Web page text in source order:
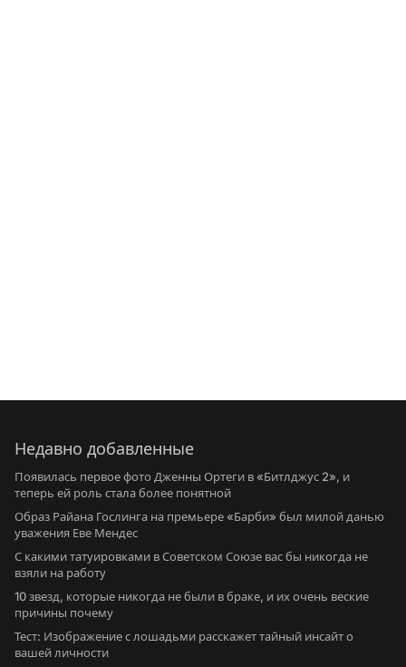
Недавно добавленные
Появилась первое фото Дженны Ортеги в «Битлджус 2», и
теперь ей роль стала более понятной
Образ Райана Гослинга на премьере «Барби» был милой данью
уважения Еве Мендес
С какими татуировками в Советском Союзе вас бы никогда не
взяли на работу
10 звезд, которые никогда не были в браке, и их очень веские
причины почему
Тест: Изображение с лошадьми расскажет тайный инсайт о
вашей личности